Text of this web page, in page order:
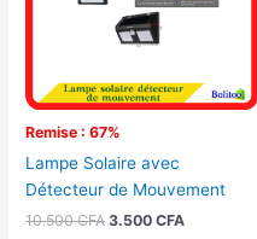
Remise : 67%
Lampe Solaire avec
Détecteur de Mouvement
10.500CFA 3.500CFA